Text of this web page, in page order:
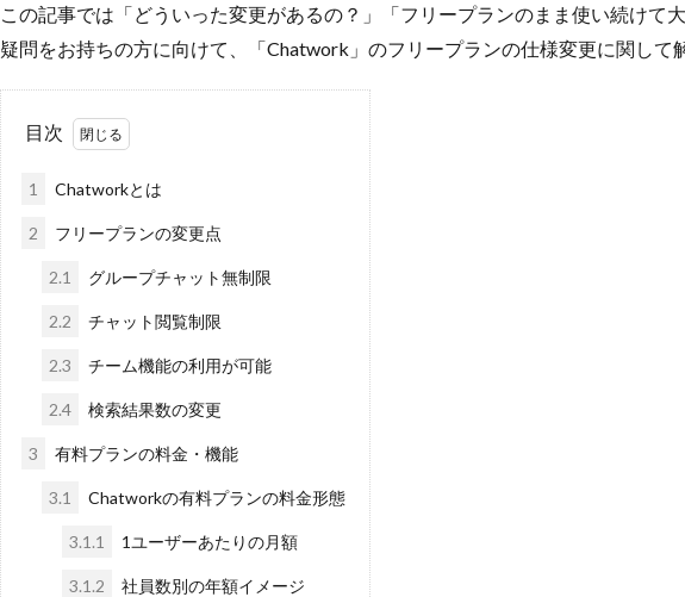
この記事では「どういった変更があるの？」「フリープランのまま使い続けて
疑問をお持ちの方に向けて、「Chatwork」のフリープランの仕様変更に関して
目次
1 Chatworkとは
2 フリープランの変更点
2.1 グループチャット無制限
2.2 チャット閲覧制限
2.3 チーム機能の利用が可能
2.4 検索結果数の変更
3 有料プランの料金・機能
3.1 Chatworkの有料プランの料金形態
3.1.1 1ユーザーあたりの月額
3.1.2 社員数別の年額イメージ